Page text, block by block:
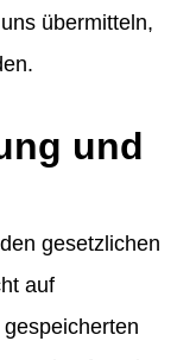
übermitteln,
und
gesetzlichen
auf